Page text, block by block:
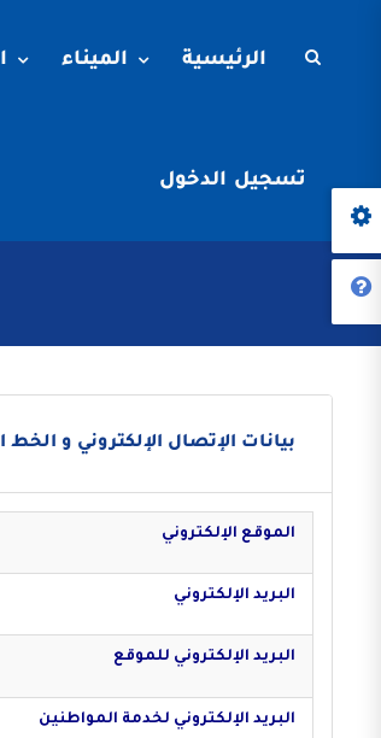
الرئيسية الميناء
تسجيل الدخول
بيانات الإتصال الإلكتروني و
الموقع الإلكتروني
البريد الإلكتروني
البريد الإلكتروني للموقع
البريد الإلكتروني لخدمة المواطنين